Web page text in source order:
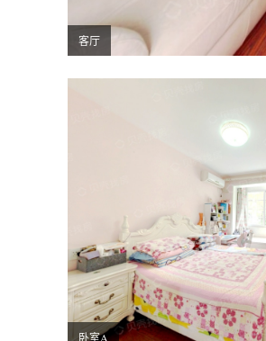
客厅
卧室A